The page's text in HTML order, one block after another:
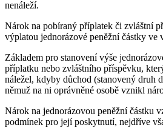
nenáleží.
Nárok na pobíraný příplatek či zvláštní
výplatou jednorázové peněžní částky
Základem pro stanovení výše
příplatku nebo zvláštního příspěvku,
náležel, kdyby důchod (stanovený druh
němuž na ni oprávněné osobě vznikl
Nárok na jednorázovou peněžní částku
podmínek pro její poskytnutí, nejdříve